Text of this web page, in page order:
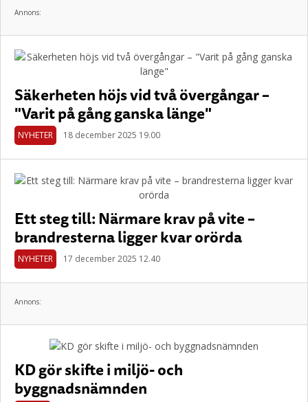
Annons:
Säkerheten höjs vid två övergångar –
"Varit på gång ganska länge"
NYHETER 18 december 2025 19.00
Ett steg till: Närmare krav på vite –
brandresterna ligger kvar orörda
NYHETER 17 december 2025 12.40
Annons:
KD gör skifte i miljö- och
byggnadsnämnden